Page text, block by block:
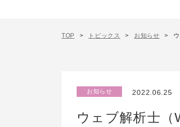
TOP トピックス お知らせ
お知らせ 2022.06.25
ウェブ解析士（